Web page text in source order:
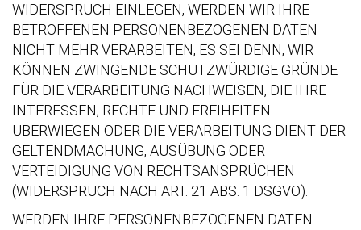
WIDERSPRUCH EINLEGEN, WERDEN WIR IHRE
BETROFFENEN PERSONENBEZOGENEN DATEN
NICHT MEHR VERARBEITEN, ES SEI DENN, WIR
KÖNNEN ZWINGENDE SCHUTZWÜRDIGE GRÜNDE
FÜR DIE VERARBEITUNG NACHWEISEN, DIE IHRE
INTERESSEN, RECHTE UND FREIHEITEN
ÜBERWIEGEN ODER DIE VERARBEITUNG DIENT DER
GELTENDMACHUNG, AUSÜBUNG ODER
VERTEIDIGUNG VON RECHTSANSPRÜCHEN
(WIDERSPRUCH NACH ART. 21 ABS. 1 DSGVO).
WERDEN IHRE PERSONENBEZOGENEN DATEN